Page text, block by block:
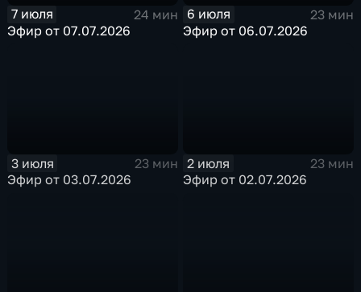
7 июля
24 мин
Эфир от 07.07.2026
6 июля
23 мин
Эфир от 06.07.2026
3 июля
23 мин
Эфир от 03.07.2026
2 июля
23 мин
Эфир от 02.07.2026